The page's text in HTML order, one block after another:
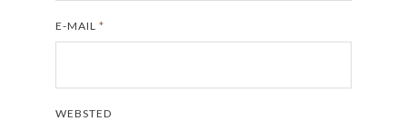
E-MAIL *
WEBSTED